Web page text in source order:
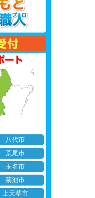
八代市
荒尾市
玉名市
菊池市
上天草市